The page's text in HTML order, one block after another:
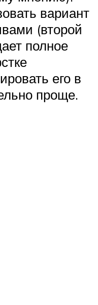
вариант
(второй
полное
его в
проще.